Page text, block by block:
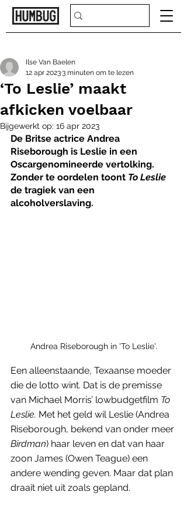
‘To Leslie’ maakt
afkicken voelbaar
Ilse Van Baelen
12 apr 20233 minuten om te lezen
Bijgewerkt op: 16 apr 2023
De Britse actrice Andrea
Riseborough is Leslie in een
Oscargenomineerde vertolking.
Zonder te oordelen toont To Leslie
de tragiek van een
alcoholverslaving.
Andrea Riseborough in 'To Leslie'.
Een alleenstaande, Texaanse moeder
die de lotto wint. Dat is de premisse
van Michael Morris’ lowbudgetfilm To
Leslie. Met het geld wil Leslie (Andrea
Riseborough, bekend van onder meer
Birdman) haar leven en dat van haar
zoon James (Owen Teague) een
andere wending geven. Maar dat plan
draait niet uit zoals gepland.